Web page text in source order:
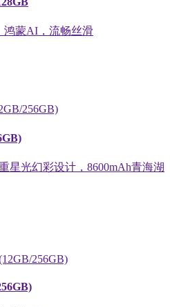
鸿蒙AI，流畅丝滑
星光幻彩设计，8600mAh青海湖